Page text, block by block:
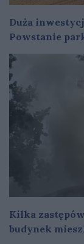
Duża
Powstanie
Kilka
budynek